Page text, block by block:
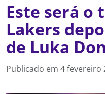
Este será
Lakers
de Luka
Publicado em 4 fevereiro